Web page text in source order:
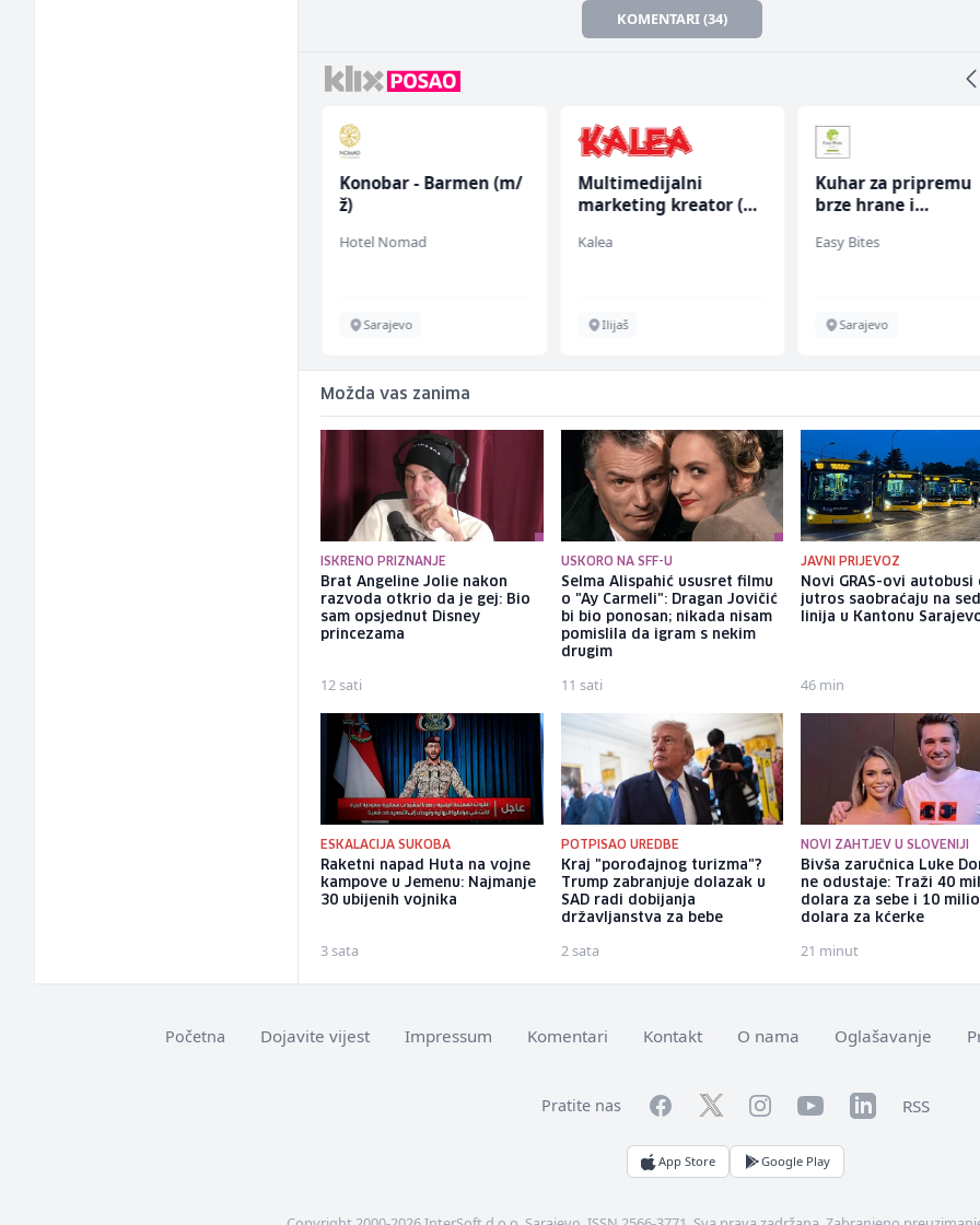
KOMENTARI (34)
Konobar - Barmen (m/
ž)
Hotel Nomad
Sarajevo
Multimedijalni
marketing kreator (m/
Kalea
Ilijaš
Kuhar za pripremu
brze hrane i
ž)
Easy Bites
Sarajevo
Možda vas zanima
ISKRENO PRIZNANJE
Brat Angeline Jolie nakon
razvoda otkrio da je gej: Bio
sam opsjednut Disney
princezama
12 sati
USKORO NA SFF-U
Selma Alispahić ususret filmu
o "Ay Carmeli": Dragan Jovičić
bi bio ponosan; nikada nisam
pomislila da igram s nekim
drugim
11 sati
JAVNI PRIJEVOZ
Novi GRAS-ovi autobusi
jutros saobraćaju na
linija u Kantonu
46 min
ESKALACIJA SUKOBA
Raketni napad Huta na vojne
kampove u Jemenu: Najmanje
30 ubijenih vojnika
3 sata
POTPISAO UREDBE
Kraj "porođajnog turizma"?
Trump zabranjuje dolazak u
SAD radi dobijanja
državljanstva za bebe
2 sata
NOVI ZAHTJEV U SLOVENIJI
Bivša zaručnica Luke
ne odustaje: Traži 40
dolara za sebe i 10
dolara za kćerke
21 minut
Početna Dojavite vijest Impressum Komentari Kontakt O nama Oglašavanje
Pratite nas FacebookTwitterInstagramYouTubeLinkedInRSS
App Store Google Play